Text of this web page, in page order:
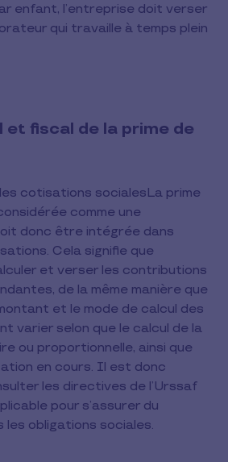
enfant, l’entreprise doit verser
qui travaille à temps plein
et fiscal de la prime de
cotisations socialesLa prime
comme une
donc être intégrée dans
Cela signifie que
et verser les contributions
de la même manière que
et le mode de calcul des
varier selon que le calcul de la
ou proportionnelle, ainsi que
en cours. Il est donc
les directives de l’Urssaf
pour s’assurer du
obligations sociales.